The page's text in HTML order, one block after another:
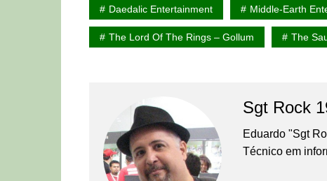
Daedalic Entertainment Middle-Earth
The Lord Of The Rings – Gollum The
Sgt Rock
Eduardo "Sgt
Técnico em